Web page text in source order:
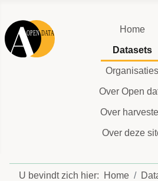
Home
Datasets
Organisaties
Over Open
Over
Over deze
U bevindt zich hier: Home